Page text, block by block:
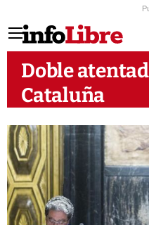
Doble
Cataluña